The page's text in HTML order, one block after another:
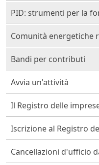
PID: strumenti per la
Comunità energetiche
Bandi per contributi
Avvia un'attività
Il Registro delle
Iscrizione al Registro
Cancellazioni d'ufficio